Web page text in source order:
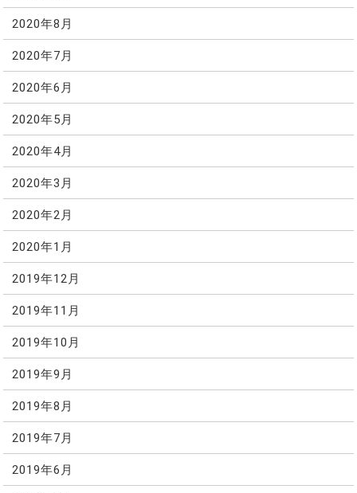
2020年8月
2020年7月
2020年6月
2020年5月
2020年4月
2020年3月
2020年2月
2020年1月
2019年12月
2019年11月
2019年10月
2019年9月
2019年8月
2019年7月
2019年6月